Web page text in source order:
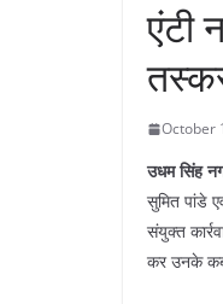
एंटी
October
उधम सिंह
सुमित पांडे
संयुक्त
कर उनके